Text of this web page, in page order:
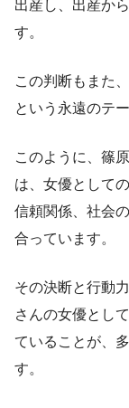
出産し、出産か
す。
この判断もまた
という永遠のテ
このように、篠
は、女優として
信頼関係、社会
合っています。
その決断と行動
さんの女優とし
ていることが、
す。